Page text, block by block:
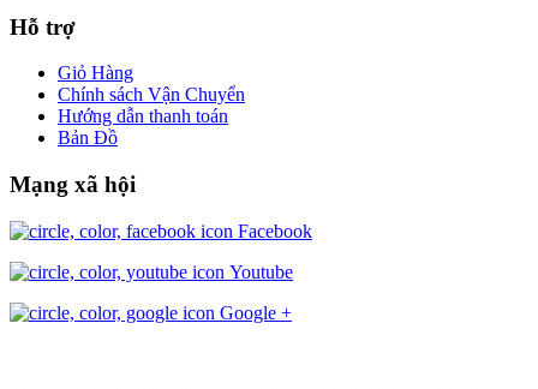
Hỗ trợ
Giỏ Hàng
Chính sách Vận Chuyển
Hướng dẫn thanh toán
Bản Đồ
Mạng xã hội
Facebook
Youtube
Google +